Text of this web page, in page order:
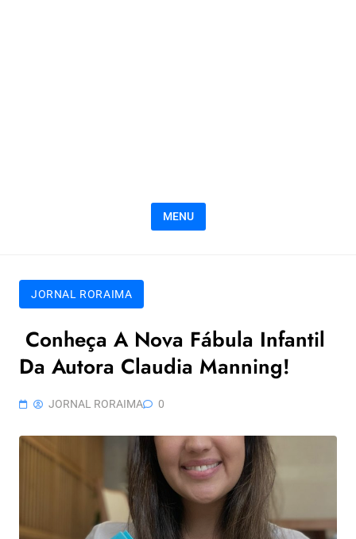
MENU
JORNAL RORAIMA
Conheça A Nova Fábula Infantil
Da Autora Claudia Manning!
JORNAL RORAIMA 0